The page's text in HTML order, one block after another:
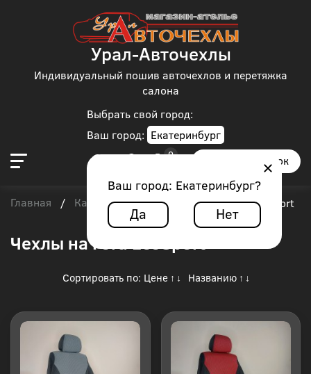
Выбрать свой город:
Ваш город: Екатеринбург
Ваш город: Екатеринбург?
Да Нет
Урал-Авточехлы
Индивидуальный пошив авточехлов и перетяжка
салона
Заказать звонок
Главная / Каталог чехлов / Ford / Ford EcoSport
Чехлы на Ford EcoSport
Сортировать по: Цене ↑ ↓ Названию ↑ ↓